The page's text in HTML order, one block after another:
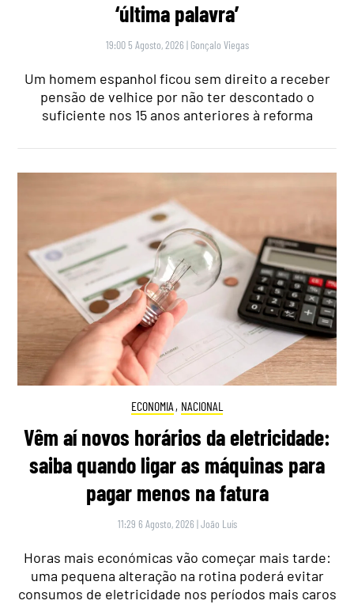
‘última palavra’
19:00 5 Agosto, 2026 | Gonçalo Viegas
Um homem espanhol ficou sem direito a receber
pensão de velhice por não ter descontado o
suficiente nos 15 anos anteriores à reforma
ECONOMIA , NACIONAL
Vêm aí novos horários da eletricidade:
saiba quando ligar as máquinas para
pagar menos na fatura
11:29 6 Agosto, 2026 |João Luís
Horas mais económicas vão começar mais tarde:
uma pequena alteração na rotina poderá evitar
consumos de eletricidade nos períodos mais caros